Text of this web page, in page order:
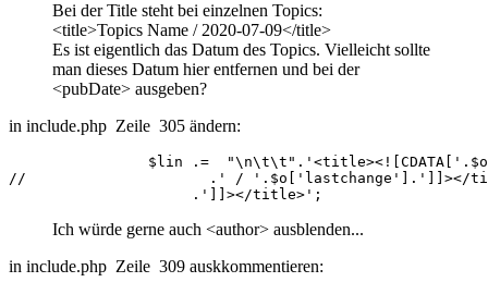
Bei der Title steht bei einzelnen Topics:
<title>Topics Name / 2020-07-09</title>
Es ist eigentlich das Datum des Topics. Vielleicht sollte
man dieses Datum hier entfernen und bei der
<pubDate> ausgeben?
in include.php Zeile 305 ändern:
$lin .=
//                     .' / '.$o['lastchange'].']]></
                     .']]></title>';
Ich würde gerne auch <author> ausblenden...
in include.php Zeile 309 auskkommentieren: